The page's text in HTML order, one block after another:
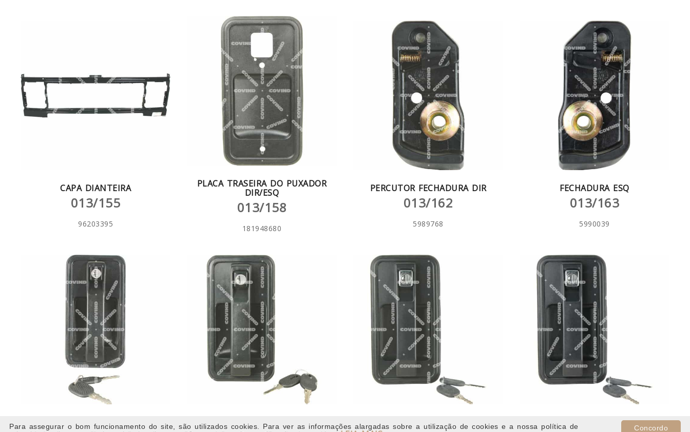
CAPA DIANTEIRA
013/155
96203395
PLACA TRASEIRA DO PUXADOR
DIR/ESQ
013/158
181948680
PERCUTOR FECHADURA DIR
013/162
5989768
FECHADURA ESQ
013/163
5990039
PUXADOR DIR COM CHAVE PUXADOR ESQ COM CHAVE PUXADOR DIR COM CHAVE PUXADOR ESQ COM CHAVEConcordo
Para assegurar o bom funcionamento do site, são utilizados cookies. Para ver as informações alargadas sobre a utilização de cookies e a nossa política de